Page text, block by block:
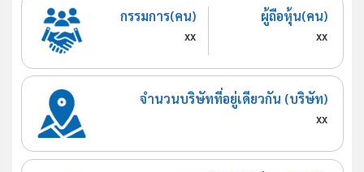
กรรมการ(คน)
xx
ผู้ถือหุ้น(คน)
xx
จำนวนบริษัทที่อยู่เดียวกัน (บริษัท)
xx